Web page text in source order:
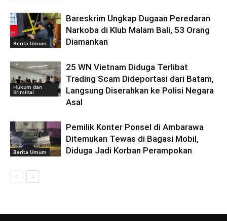
Berita Umum
Bareskrim Ungkap Dugaan Peredaran
Narkoba di Klub Malam Bali, 53 Orang
Diamankan
Hukum dan
Kriminal
25 WN Vietnam Diduga Terlibat
Trading Scam Dideportasi dari Batam,
Langsung Diserahkan ke Polisi Negara
Asal
Berita Umum
Pemilik Konter Ponsel di Ambarawa
Ditemukan Tewas di Bagasi Mobil,
Diduga Jadi Korban Perampokan